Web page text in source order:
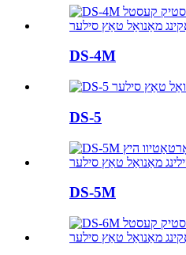
DS-4M
DS-5
DS-5M